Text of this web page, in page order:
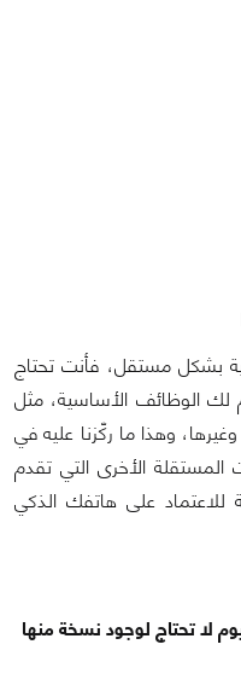
بشكل مستقل، فأنت تحتاج
لك الوظائف الأساسية، مثل
وهذا ما ركّزنا عليه في
المستقلة الأخرى التي تقدم
على هاتفك الذكي
لا تحتاج لوجود نسخة منها